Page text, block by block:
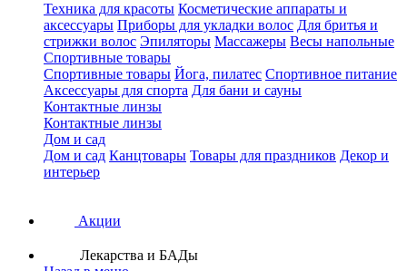
Техника для красоты Косметические аппараты и
аксессуары Приборы для укладки волос Для бритья и
стрижки волос Эпиляторы Массажеры Весы напольные
Спортивные товары
Спортивные товары Йога, пилатес Спортивное питание
Аксессуары для спорта Для бани и сауны
Контактные линзы
Контактные линзы
Дом и сад
Дом и сад Канцтовары Товары для праздников Декор и
интерьер
Акции
Лекарства и БАДы